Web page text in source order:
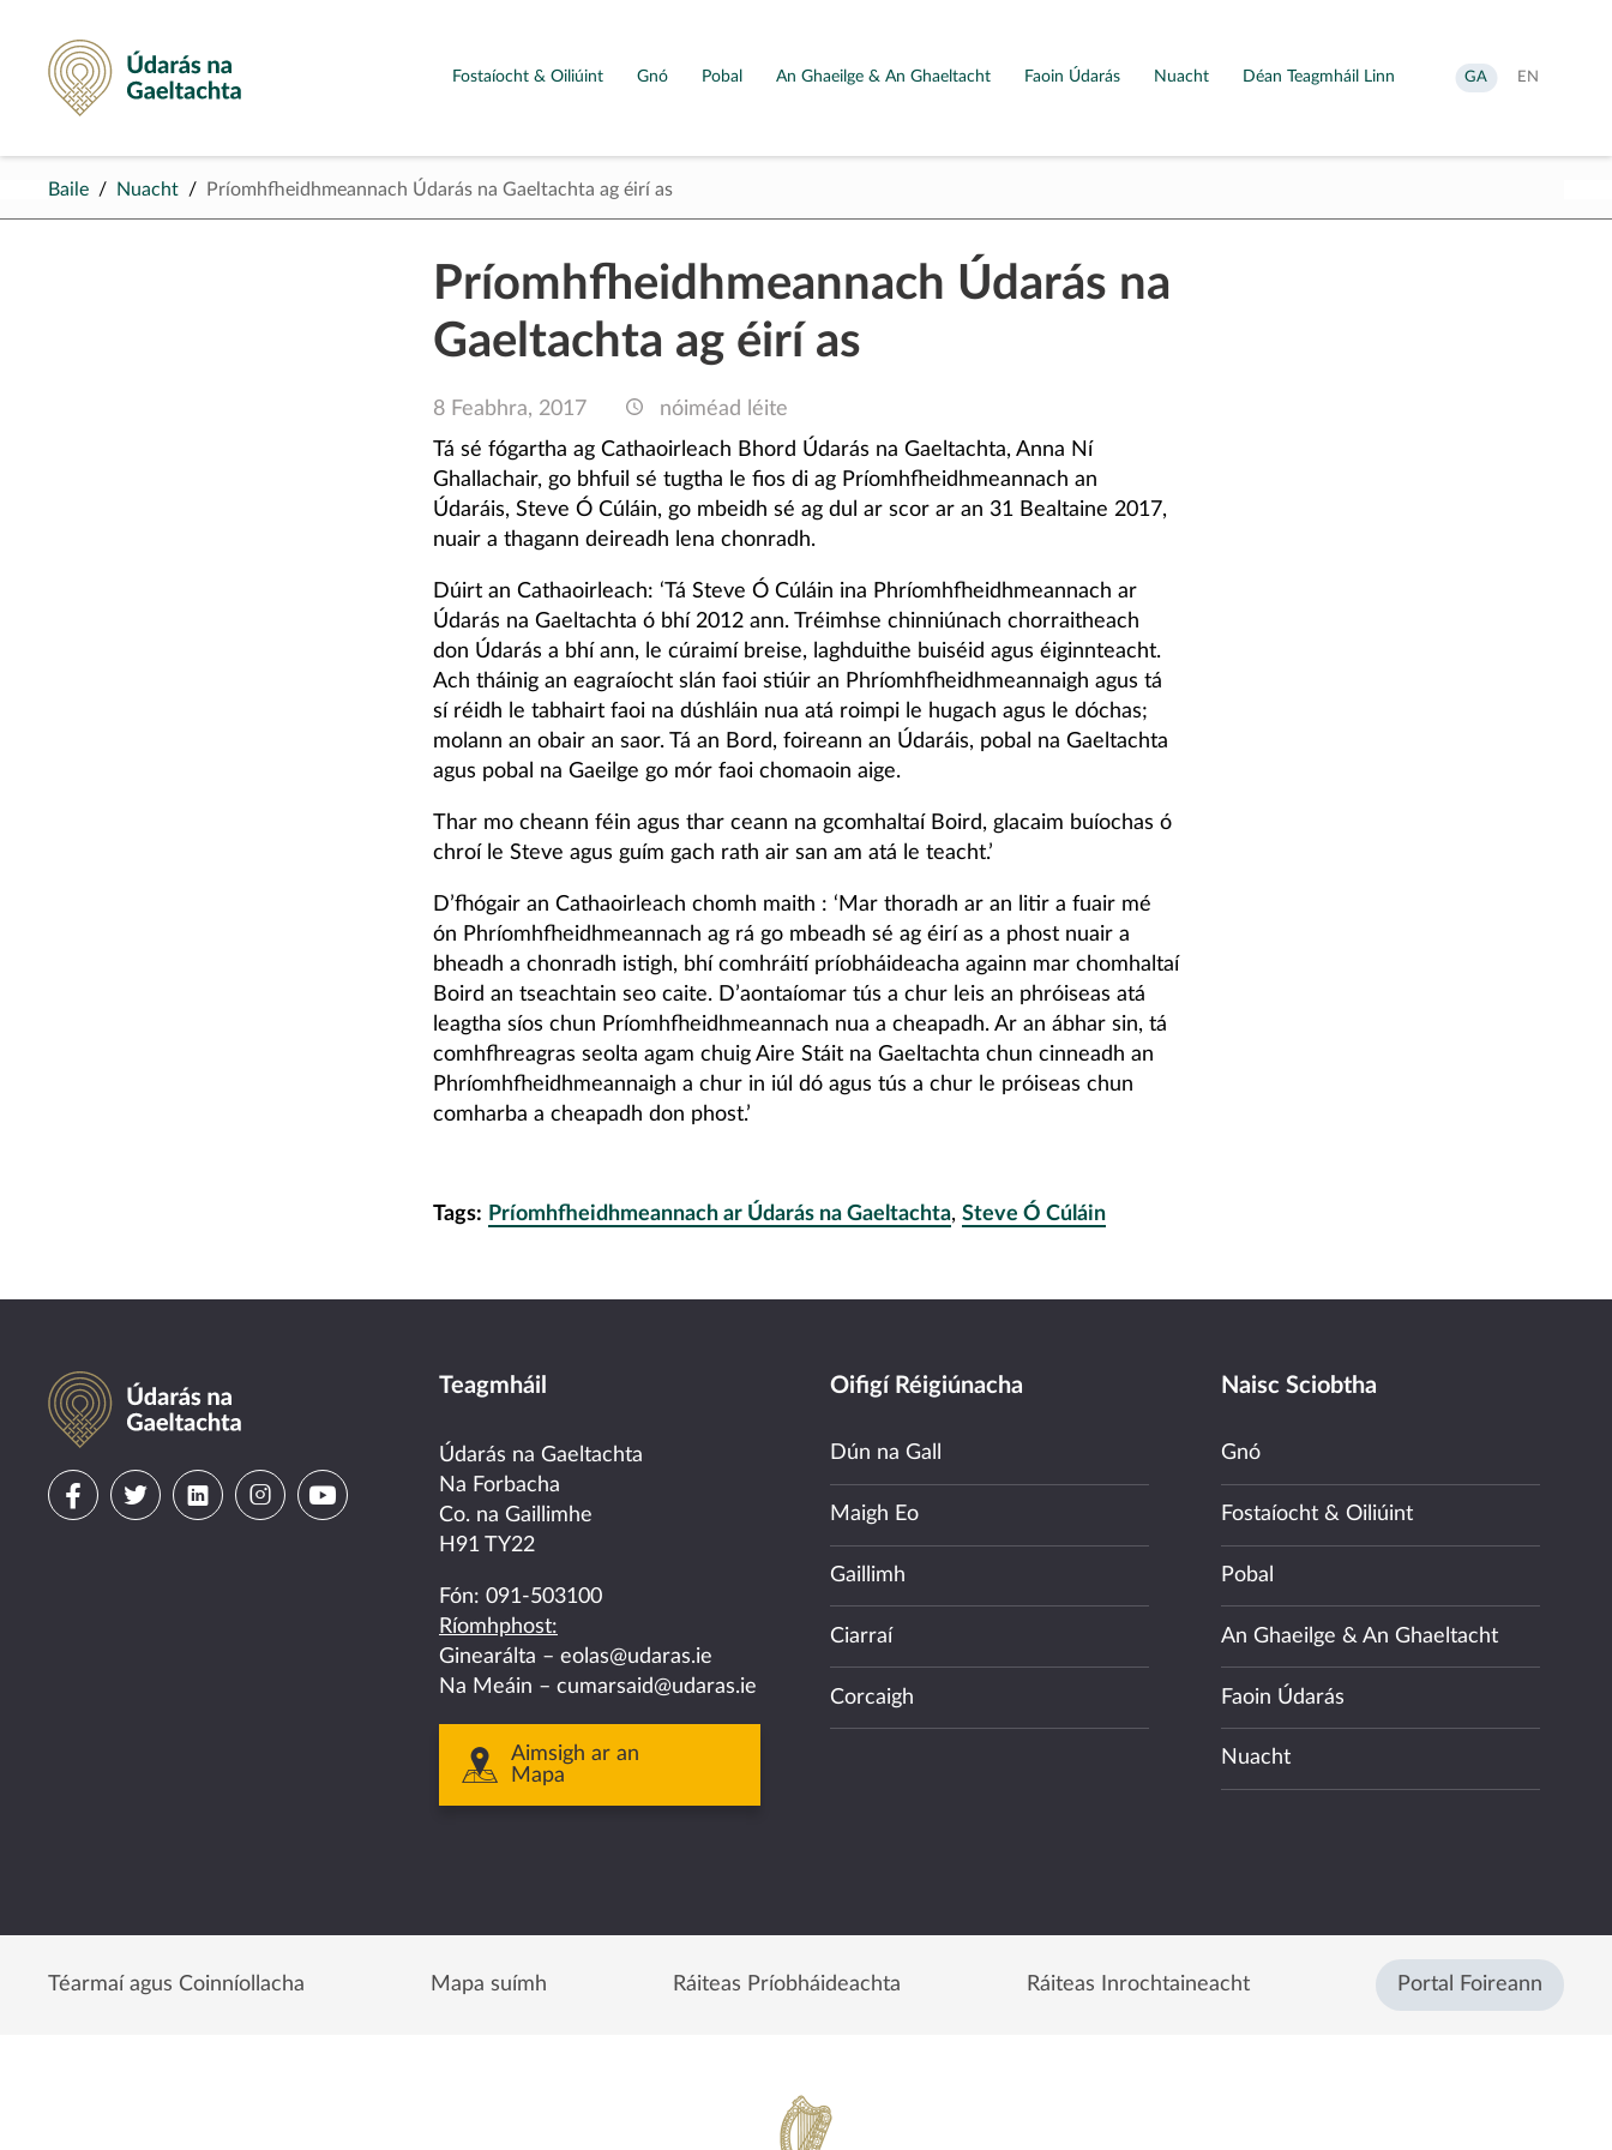
Údarás na Gaeltachta
Fostaíocht & Oiliúint Gnó Pobal An Ghaeilge & An Ghaeltacht Faoin Údarás Nuacht Déan Teagmháil Linn
Aistrigh
go
GA
Change
EN
Baile Nuacht Príomhfheidhmeannach Údarás na Gaeltachta ag éirí as
Príomhfheidhmeannach Údarás na
Gaeltachta ag éirí as
8 Feabhra, 2017
nóiméad léite
Tá sé fógartha ag Cathaoirleach Bhord Údarás na Gaeltachta, Anna Ní
Ghallachair, go bhfuil sé tugtha le fios di ag Príomhfheidhmeannach an
Údaráis, Steve Ó Cúláin, go mbeidh sé ag dul ar scor ar an 31 Bealtaine 2017,
nuair a thagann deireadh lena chonradh.
Dúirt an Cathaoirleach: ‘Tá Steve Ó Cúláin ina Phríomhfheidhmeannach ar
Údarás na Gaeltachta ó bhí 2012 ann. Tréimhse chinniúnach chorraitheach
don Údarás a bhí ann, le cúraimí breise, laghduithe buiséid agus éiginnteacht.
Ach tháinig an eagraíocht slán faoi stiúir an Phríomhfheidhmeannaigh agus tá
sí réidh le tabhairt faoi na dúshláin nua atá roimpi le hugach agus le dóchas;
molann an obair an saor. Tá an Bord, foireann an Údaráis, pobal na Gaeltachta
agus pobal na Gaeilge go mór faoi chomaoin aige.
Thar mo cheann féin agus thar ceann na gcomhaltaí Boird, glacaim buíochas ó
chroí le Steve agus guím gach rath air san am atá le teacht.’
D’fhógair an Cathaoirleach chomh maith : ‘Mar thoradh ar an litir a fuair mé
ón Phríomhfheidhmeannach ag rá go mbeadh sé ag éirí as a phost nuair a
bheadh a chonradh istigh, bhí comhráití príobháideacha againn mar chomhaltaí
Boird an tseachtain seo caite. D’aontaíomar tús a chur leis an phróiseas atá
leagtha síos chun Príomhfheidhmeannach nua a cheapadh. Ar an ábhar sin, tá
comhfhreagras seolta agam chuig Aire Stáit na Gaeltachta chun cinneadh an
Phríomhfheidhmeannaigh a chur in iúl dó agus tús a chur le próiseas chun
comharba a cheapadh don phost.’
Tags: Príomhfheidhmeannach ar Údarás na Gaeltachta, Steve Ó Cúláin
Údarás na Gaeltachta
VisitVisitVisitVisit
instagram
Visit
youtube
Teagmháil
Údarás na Gaeltachta
Na Forbacha
Co. na Gaillimhe
H91 TY22
Fón: 091-503100
Ríomhphost:
Ginearálta – eolas@udaras.ie
Na Meáin – cumarsaid@udaras.ie
Aimsigh ar an
Mapa
Oifigí Réigiúnacha
Dún na Gall
Maigh Eo
Gaillimh
Ciarraí
Corcaigh
Naisc Sciobtha
Gnó
Fostaíocht & Oiliúint
Pobal
An Ghaeilge & An Ghaeltacht
Faoin Údarás
Nuacht
Téarmaí agus Coinníollacha Mapa suímh Ráiteas Príobháideachta Ráiteas Inrochtaineacht Portal Foireann